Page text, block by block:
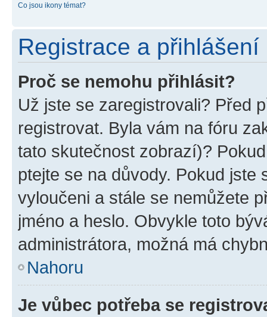
Co jsou ikony témat?
Registrace a přihlášení
Proč se nemohu přihlásit?
Už jste se zaregistrovali? Před
registrovat. Byla vám na fóru
tato skutečnost zobrazí)?
ptejte se na důvody. Pokud jste
vyloučeni a stále se nemůžete
jméno a heslo. Obvykle toto
administrátora, možná má
Nahoru
Je vůbec potřeba se